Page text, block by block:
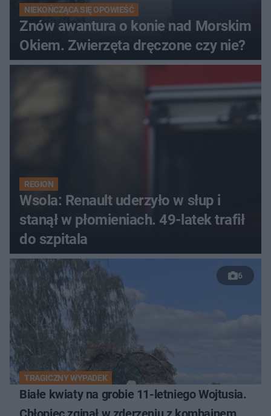
NIEKOŃCZĄCA SIĘ OPOWIEŚĆ
Znów awantura o konie nad Morskim
Okiem. Zwierzęta dręczone czy nie?
REGION
Wsola: Renault uderzyło w słup i
stanął w płomieniach. 49-latek trafił
do szpitala
6
TRAGICZNY WYPADEK
Białe kwiaty na grobie 11-letniego Wojtusia.